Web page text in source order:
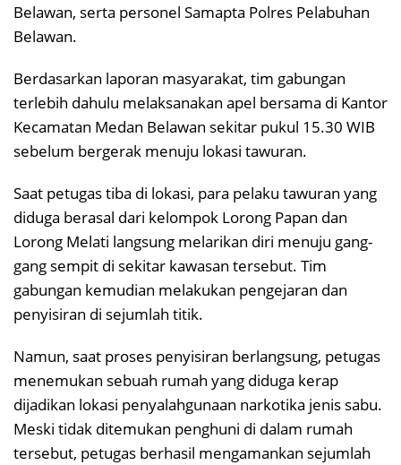
Belawan, serta personel Samapta Polres Pelabuhan
Belawan.
Berdasarkan laporan masyarakat, tim gabungan
terlebih dahulu melaksanakan apel bersama di Kantor
Kecamatan Medan Belawan sekitar pukul 15.30 WIB
sebelum bergerak menuju lokasi tawuran.
Saat petugas tiba di lokasi, para pelaku tawuran yang
diduga berasal dari kelompok Lorong Papan dan
Lorong Melati langsung melarikan diri menuju gang-
gang sempit di sekitar kawasan tersebut. Tim
gabungan kemudian melakukan pengejaran dan
penyisiran di sejumlah titik.
Namun, saat proses penyisiran berlangsung, petugas
menemukan sebuah rumah yang diduga kerap
dijadikan lokasi penyalahgunaan narkotika jenis sabu.
Meski tidak ditemukan penghuni di dalam rumah
tersebut, petugas berhasil mengamankan sejumlah